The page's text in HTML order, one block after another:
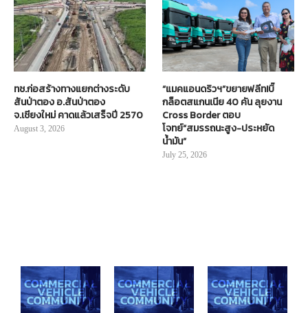
ทช.ก่อสร้างทางแยกต่างระดับ
สันป่าตอง อ.สันป่าตอง
จ.เชียงใหม่ คาดแล้วเสร็จปี 2570
August 3, 2026
“แมคแอนดริวฯ”ขยายฟลีท!บิ๊
กล็อตสแกนเนีย 40 คัน ลุยงาน
Cross Border ตอบ
โจทย์“สมรรถนะสูง-ประหยัด
น้ำมัน”
July 25, 2026